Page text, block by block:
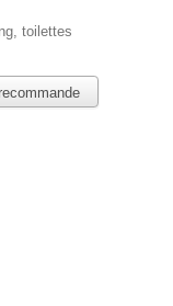
toilettes